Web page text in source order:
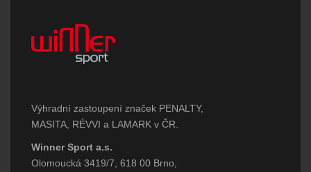
Výhradní zastoupení značek PENALTY,
MASITA, RÉVVI a LAMARK v ČR.
Winner Sport a.s.
Olomoucká 3419/7, 618 00 Brno,